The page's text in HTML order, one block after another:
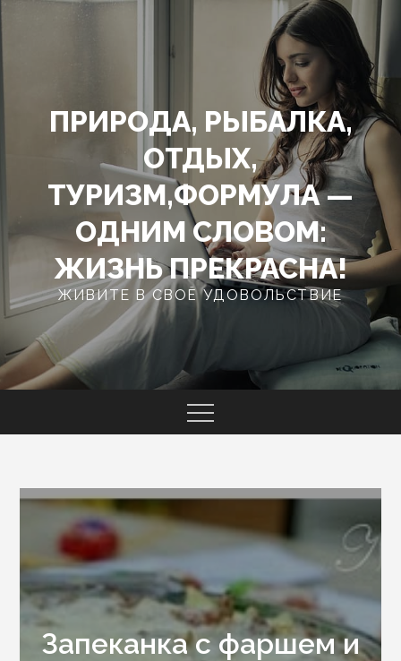
ПРИРОДА, РЫБАЛКА,
ОТДЫХ,
ТУРИЗМ,ФОРМУЛА —
ОДНИМ СЛОВОМ:
ЖИЗНЬ ПРЕКРАСНА!
ЖИВИТЕ В СВОЁ УДОВОЛЬСТВИЕ
Запеканка с фаршем и